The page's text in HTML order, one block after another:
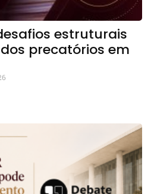
estruturais
precatórios em